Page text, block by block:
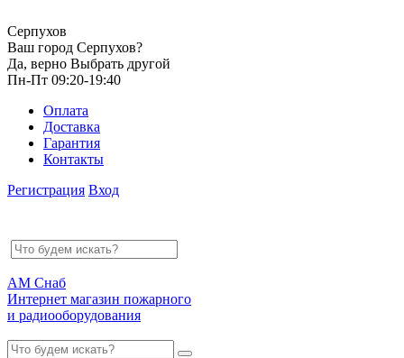
Серпухов
Ваш город Серпухов?
Да, верно Выбрать другой
Пн-Пт 09:20-19:40
Оплата
Доставка
Гарантия
Контакты
Регистрация Вход
АМ Снаб
Интернет магазин пожарного
и радиооборудования